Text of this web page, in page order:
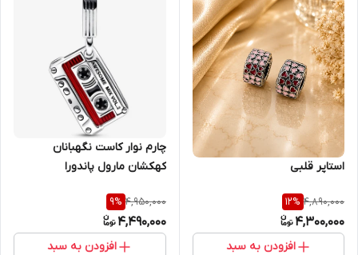
استاپر قلبی
4,890,000
12%
4,300,000
افزودن به سبد
چارم نوار کاست نگهبانان
کهکشان مارول پاندورا
4,950,000
9%
4,490,000
افزودن به سبد